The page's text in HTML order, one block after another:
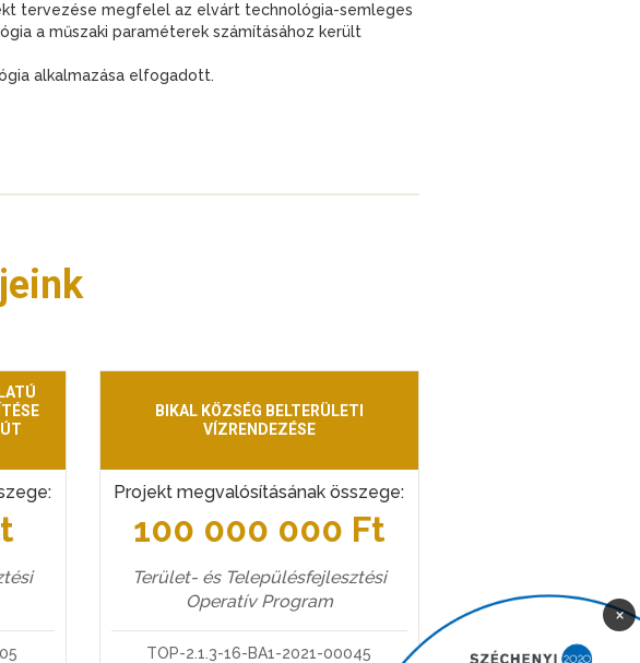
tervezése megfelel az elvárt technológia-semleges
a műszaki paraméterek számításához került
alkalmazása elfogadott.
BIKAL KÖZSÉG BELTERÜLETI
VÍZRENDEZÉSE
Projekt megvalósításának összege:
100 000 000 Ft
Terület- és Településfejlesztési
Operatív Program
TOP-2.1.3-16-BA1-2021-00045
×